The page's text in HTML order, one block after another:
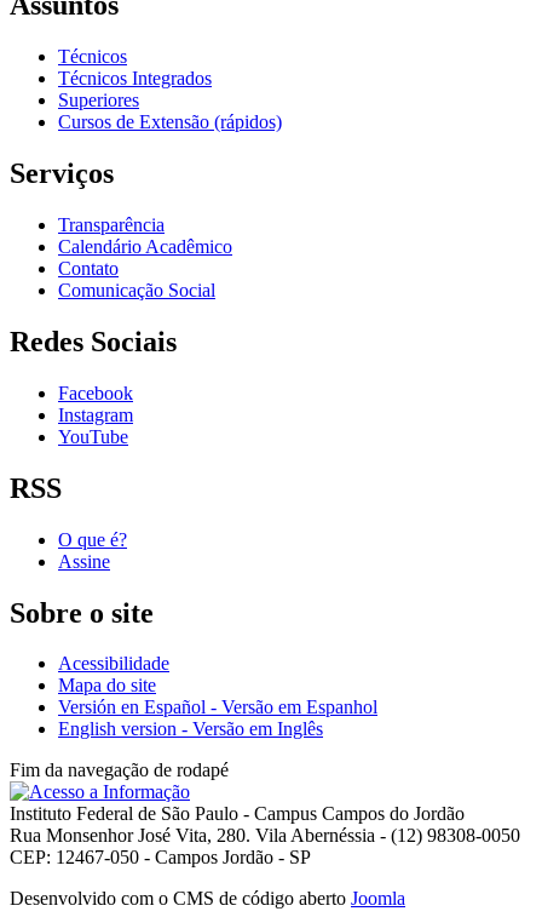
Técnicos
Técnicos Integrados
Superiores
Cursos de Extensão (rápidos)
Serviços
Transparência
Calendário Acadêmico
Contato
Comunicação Social
Redes Sociais
Facebook
Instagram
YouTube
RSS
O que é?
Assine
Sobre o site
Acessibilidade
Mapa do site
Versión en Español - Versão em Espanhol
English version - Versão em Inglês
Fim da navegação de rodapé
Instituto Federal de São Paulo - Campus Campos do Jordão
Rua Monsenhor José Vita, 280. Vila Abernéssia - (12) 98308-0050
CEP: 12467-050 - Campos Jordão - SP
Desenvolvido com o CMS de código aberto Joomla